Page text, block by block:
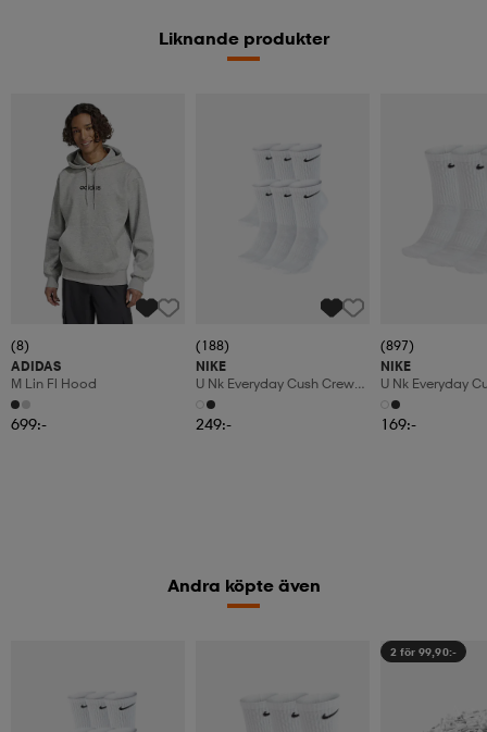
Liknande produkter
(8)
ADIDAS
M Lin Fl Hood
699:-
(188)
NIKE
U Nk Everyday Cush Crew
6pr-Bd
249:-
(897)
NIKE
U Nk Everyday
3pr
169:-
Andra köpte även
2 för 99,90:-